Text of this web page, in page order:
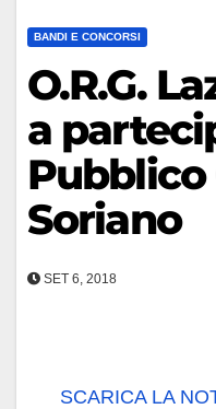
BANDI E CONCORSI
O.R.G.
a
Soriano
SET 6, 2018
SCARICA LA